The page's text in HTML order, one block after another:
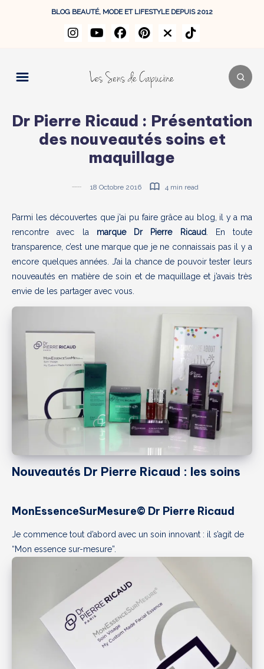
BLOG BEAUTÉ, MODE ET LIFESTYLE DEPUIS 2012
Dr Pierre Ricaud : Présentation
des nouveautés soins et
maquillage
18 Octobre 2016 4 min read
Parmi les découvertes que j’ai pu faire grâce au blog, il y a ma
rencontre avec la marque Dr Pierre Ricaud. En toute
transparence, c’est une marque que je ne connaissais pas il y a
encore quelques années. J’ai la chance de pouvoir tester leurs
nouveautés en matière de soin et de maquillage et j’avais très
envie de les partager avec vous.
Nouveautés Dr Pierre Ricaud : les soins
MonEssenceSurMesure© Dr Pierre Ricaud
Je commence tout d’abord avec un soin innovant : il s’agit de
“Mon essence sur-mesure”.